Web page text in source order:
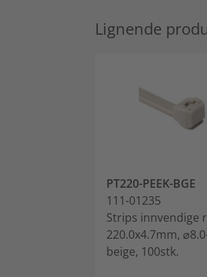
Lignende
PT220-PEEK-BGE
111-01235
Strips innvendige
220.0x4.7mm,
beige, 100stk.